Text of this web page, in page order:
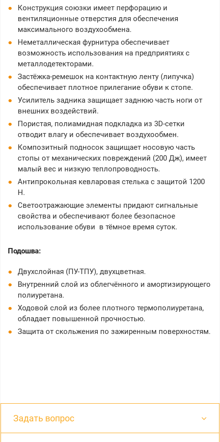
Конструкция союзки имеет перфорацию и
вентиляционные отверстия для обеспечения
максимального воздухообмена.
Неметаллическая фурнитура обеспечивает
возможность использования на предприятиях с
металлодетекторами.
Застёжка-ремешок на контактную ленту (липучка)
обеспечивает плотное прилегание обуви к стопе.
Усилитель задника защищает заднюю часть ноги от
внешних воздействий.
Пористая, полиамидная подкладка из 3D-сетки
отводит влагу и обеспечивает воздухообмен.
Композитный подносок защищает носовую часть
стопы от механических повреждений (200 Дж), имеет
малый вес и низкую теплопроводность.
Антипрокольная кевларовая стелька с защитой 1200
Н.
Светоотражающие элементы придают сигнальные
свойства и обеспечивают более безопасное
использование обуви в тёмное время суток.
Подошва:
Двухслойная (ПУ-ТПУ), двухцветная.
Внутренний слой из облегчённого и амортизирующего
полиуретана.
Ходовой слой из более плотного термополиуретана,
обладает повышенной прочностью.
Защита от скольжения по зажиренным поверхностям.
Задать вопрос